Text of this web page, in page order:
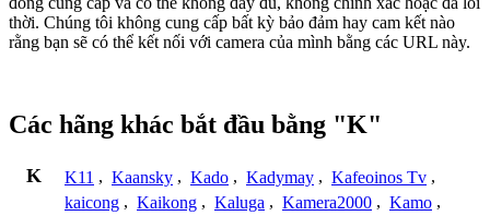
thời. Chúng tôi không cung cấp bất kỳ bảo đảm hay cam kết nào
rằng bạn sẽ có thể kết nối với camera của mình bằng các URL này.
Các hãng khác bắt đầu bằng "K"
K K11 , Kaansky , Kado , Kadymay , Kafeoinos Tv ,
kaicong , Kaikong , Kaluga , Kamera2000 , Kamo ,